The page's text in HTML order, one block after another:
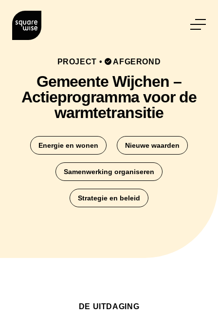
PROJECT • AFGEROND
Gemeente Wijchen –
Actieprogramma voor de
warmtetransitie
Energie en wonen Nieuwe waarden
Samenwerking organiseren
Strategie en beleid
DE UITDAGING